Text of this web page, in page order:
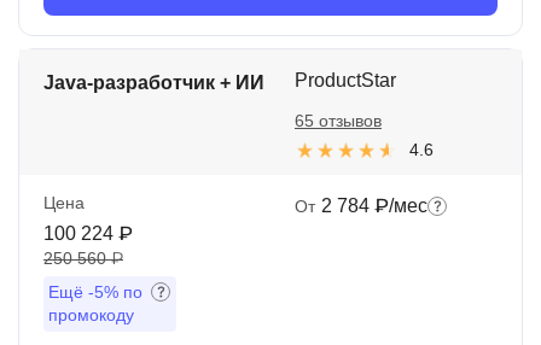
Java-разработчик + ИИ ProductStar
4.6
65 отзывов
Цена
100 224 ₽
250 560 ₽
Ещё -5% по
промокоду
От 2 784 ₽/мес